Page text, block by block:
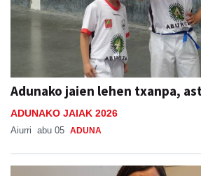
Adunako jaien lehen txanpa,
ADUNAKO JAIAK 2026
Aiurri abu 05 ADUNA